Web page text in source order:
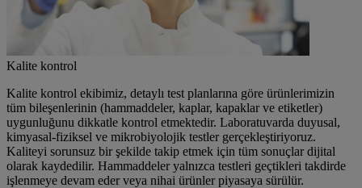
Kalite kontrol
Kalite kontrol ekibimiz, detaylı test planlarına göre ürünlerimizin
tüm bileşenlerinin (hammaddeler, kaplar, kapaklar ve etiketler)
uygunluğunu dikkatle kontrol etmektedir. Laboratuvarda duyusal,
kimyasal-fiziksel ve mikrobiyolojik testler gerçekleştiriyoruz.
Kaliteyi sorunsuz bir şekilde takip etmek için tüm sonuçlar dijital
olarak kaydedilir. Hammaddeler yalnızca testleri geçtikleri takdirde
işlenmeye devam eder veya nihai ürünler piyasaya sürülür.